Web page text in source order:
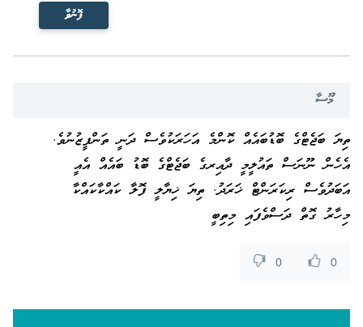
ފޮނުވާ
މޫސާ
ތިޔަ ބަޖެޓްގެ ބޮޑުބައެއް ކޮންމެ އަހަރަކުވެސް ދަނީ ތަންފީޒުނުވެ.
އެހެން ނޫނަސް ތައުލީމީ ދާއިރގެ ބަޖެޓްގެ ބޮޑު ބައެއް އެއީ
އަބަދުވެސް ރިކަރަންޓް ޚަރަދު. ތިޔަ ޚިޔާލީ ފޮލާ ކައްކާކައްކާ
މިހާރު ގޮތް ދަސްވެފައި މިތިބީ
0
0